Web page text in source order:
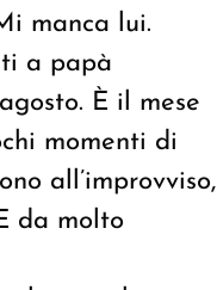
manca lui.
a papà
È il mese
momenti di
all’improvviso,
da molto